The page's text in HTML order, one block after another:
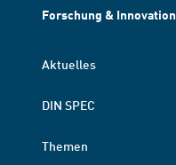
Forschung & Innovation
Aktuelles
DIN SPEC
Themen